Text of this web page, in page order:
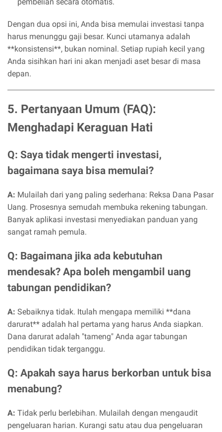
Dengan dua opsi ini, Anda bisa memulai investasi tanpa
harus menunggu gaji besar. Kunci utamanya adalah
**konsistensi**, bukan nominal. Setiap rupiah kecil yang
Anda sisihkan hari ini akan menjadi aset besar di masa
depan.
5. Pertanyaan Umum (FAQ):
Menghadapi Keraguan Hati
Q: Saya tidak mengerti investasi,
bagaimana saya bisa memulai?
A: Mulailah dari yang paling sederhana: Reksa Dana Pasar
Uang. Prosesnya semudah membuka rekening tabungan.
Banyak aplikasi investasi menyediakan panduan yang
sangat ramah pemula.
Q: Bagaimana jika ada kebutuhan
mendesak? Apa boleh mengambil uang
tabungan pendidikan?
A: Sebaiknya tidak. Itulah mengapa memiliki **dana
darurat** adalah hal pertama yang harus Anda siapkan.
Dana darurat adalah "tameng" Anda agar tabungan
pendidikan tidak terganggu.
Q: Apakah saya harus berkorban untuk bisa
menabung?
A: Tidak perlu berlebihan. Mulailah dengan mengaudit
pengeluaran harian. Kurangi satu atau dua pengeluaran